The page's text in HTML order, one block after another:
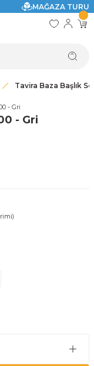
MAĞAZA TURU
Tavira Baza Başlık
- Gri